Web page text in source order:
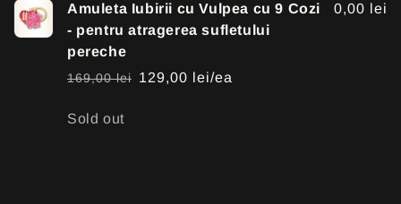
Amuleta Iubirii cu Vulpea cu 9 Cozi
- pentru atragerea sufletului
pereche
Regular
169,00 lei
Sale
129,00 lei/ea
0,00 lei
Quantity
Sold out